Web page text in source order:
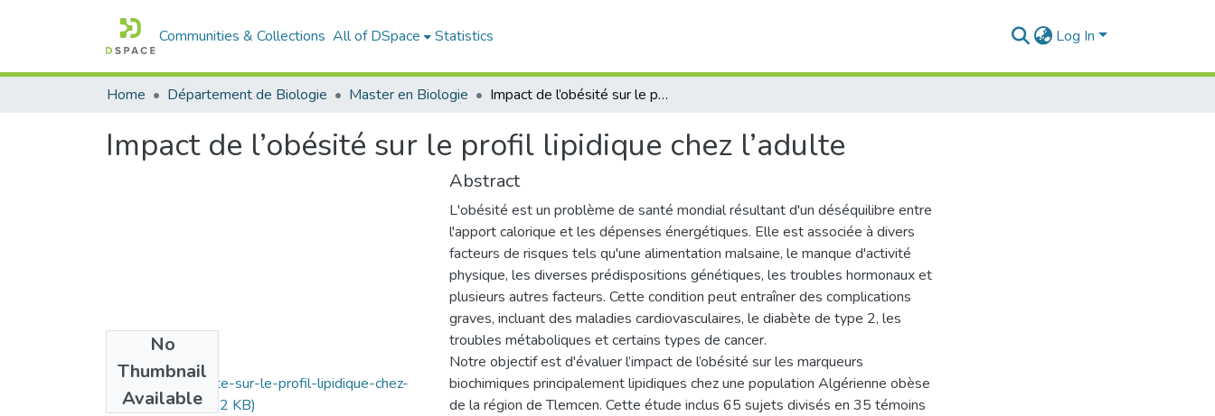
Communities & Collections All of DSpace Statistics Log In
Home Département de Biologie Master en Biologie Impact de l’obésité sur le profil lipidique chez l’adulte
Impact de l’obésité sur le profil lipidique chez l’adulte
No
Thumbnail
Available
Impact-de-lobesite-sur-le-profil-lipidique-chez-
ladulte.pdf(739.82 KB)
Abstract
L'obésité est un problème de santé mondial résultant d'un déséquilibre entre
l'apport calorique et les dépenses énergétiques. Elle est associée à divers
facteurs de risques tels qu'une alimentation malsaine, le manque d'activité
physique, les diverses prédispositions génétiques, les troubles hormonaux et
plusieurs autres facteurs. Cette condition peut entraîner des complications
graves, incluant des maladies cardiovasculaires, le diabète de type 2, les
troubles métaboliques et certains types de cancer.
Notre objectif est d'évaluer l’impact de l’obésité sur les marqueurs
biochimiques principalement lipidiques chez une population Algérienne obèse
de la région de Tlemcen. Cette étude inclus 65 sujets divisés en 35 témoins